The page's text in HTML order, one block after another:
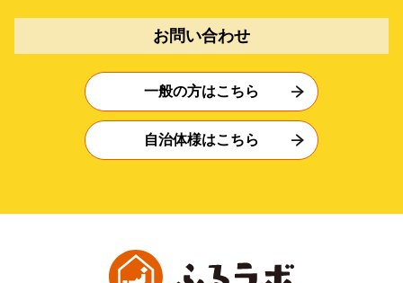
お問い合わせ
一般の方はこちら
自治体様はこちら